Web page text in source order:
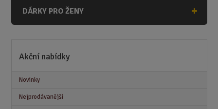
DÁRKY PRO ŽENY
Akční nabídky
Novinky
Nejprodávanější